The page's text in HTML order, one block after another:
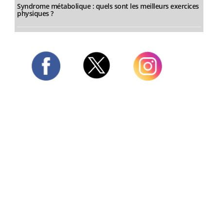
Syndrome métabolique : quels sont les meilleurs exercices
physiques ?